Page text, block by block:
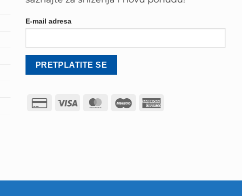
E-mail adresa
Credit
Visa MasterCard
Maestro